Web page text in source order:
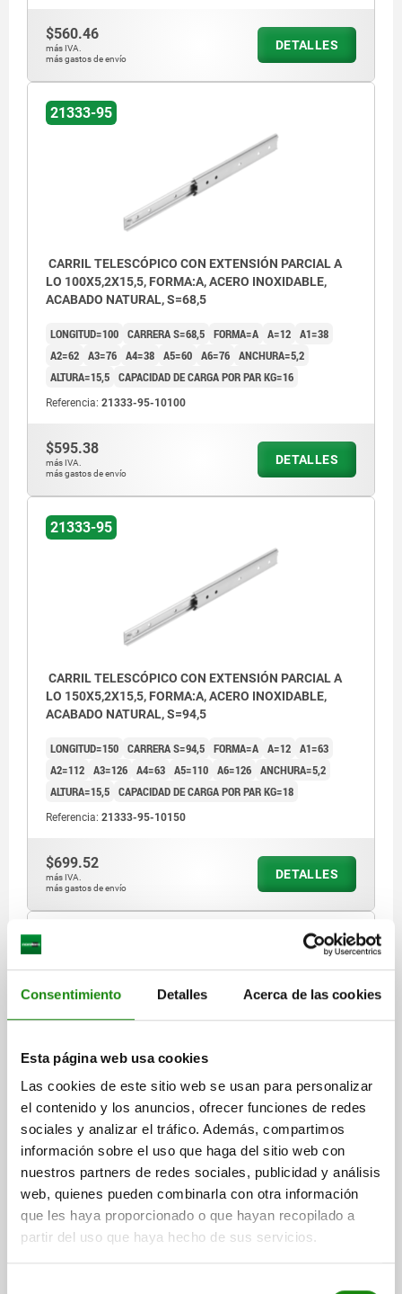
Consentimiento Detalles Acerca de las cookies
Esta página web usa cookies
Las cookies de este sitio web se usan para personalizar
el contenido y los anuncios, ofrecer funciones de redes
sociales y analizar el tráfico. Además, compartimos
información sobre el uso que haga del sitio web con
nuestros partners de redes sociales, publicidad y análisis
web, quienes pueden combinarla con otra información
que les haya proporcionado o que hayan recopilado a
partir del uso que haya hecho de sus servicios.
1) La longitud del carril de 80 mm no tiene
$560.46
más IVA.
más gastos de envío
DETALLES
21333-95
CARRIL TELESCÓPICO CON EXTENSIÓN PARCIAL A
LO 100X5,2X15,5, FORMA:A, ACERO INOXIDABLE,
ACABADO NATURAL, S=68,5
LONGITUD=100 CARRERA S=68,5 FORMA=A A=12 A1=38
A2=62 A3=76 A4=38 A5=60 A6=76 ANCHURA=5,2
ALTURA=15,5 CAPACIDAD DE CARGA POR PAR KG=16
Referencia: 21333-95-10100
$595.38
más IVA.
más gastos de envío
DETALLES
21333-95
CARRIL TELESCÓPICO CON EXTENSIÓN PARCIAL A
LO 150X5,2X15,5, FORMA:A, ACERO INOXIDABLE,
ACABADO NATURAL, S=94,5
LONGITUD=150 CARRERA S=94,5 FORMA=A A=12 A1=63
A2=112 A3=126 A4=63 A5=110 A6=126 ANCHURA=5,2
ALTURA=15,5 CAPACIDAD DE CARGA POR PAR KG=18
Referencia: 21333-95-10150
$699.52
más IVA.
más gastos de envío
DETALLES
CARRIL TELESCÓPICO CON EXTENSIÓN PARCIAL A
LO 80X5,2X15,5, FORMA:B, ACERO INOXIDABLE,
ACABADO NATURAL, S=48,5
CARRERA S=48,5 FORMA=B
ALTURA=15,5
CAPACIDAD DE CARGA POR PAR KG=14
Referencia: 21333-95-20080
DETALLES